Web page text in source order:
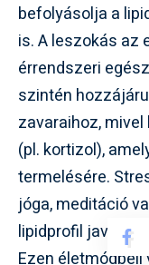
befolyásolja a
is. A leszokás az
érrendszeri
szintén
zavaraihoz,
(pl. kortizol),
termelésére.
jóga, meditáció
lipidprofil
Ezen